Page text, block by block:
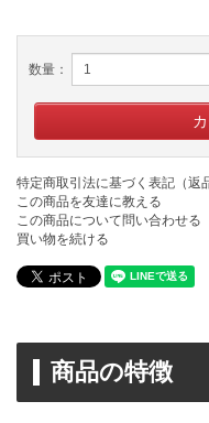
数量：
特定商取引法に基づく表記（返
この商品を友達に教える
この商品について問い合わせる
買い物を続ける
商品の特徴